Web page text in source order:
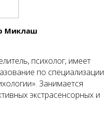
Миклаш
психолог, имеет
по специализации
Занимается
экстрасенсорных и